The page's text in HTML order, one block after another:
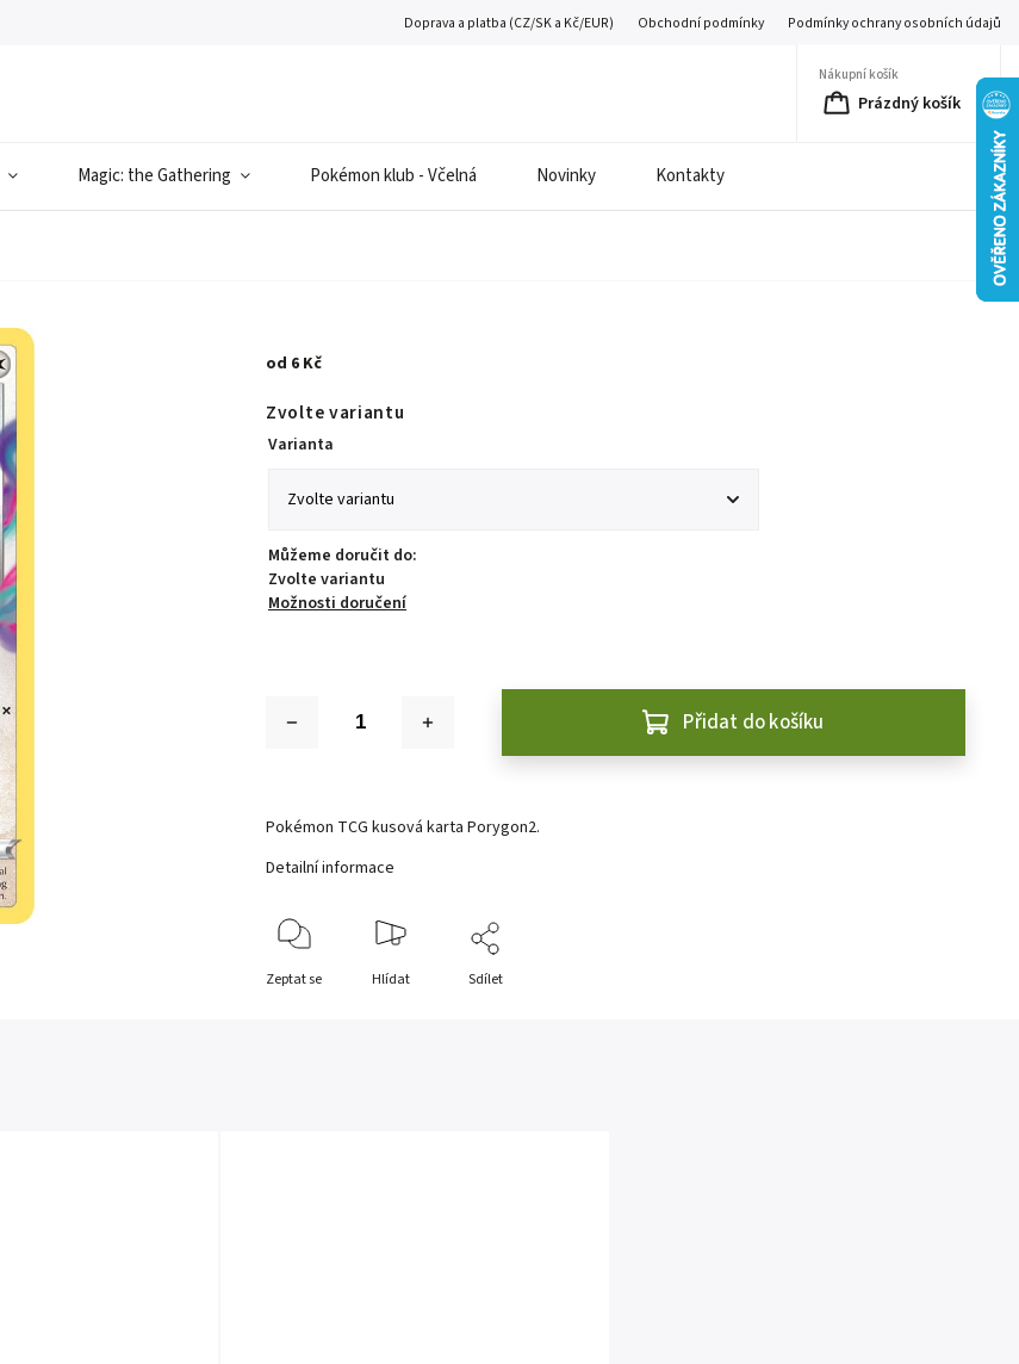
Doprava a platba (CZ/SK a Kč/EUR) Obchodní podmínky Podmínky ochrany osobních údajů
Nákupní košík
Prázdný košík
Magic: the Gathering Pokémon klub - Včelná Novinky Kontakty
od 6 Kč
Zvolte variantu
Varianta
Můžeme doručit do:
Zvolte variantu
Možnosti doručení
Přidat do košíku
Pokémon TCG kusová karta Porygon2.
Detailní informace
Zeptat se Hlídat Sdílet